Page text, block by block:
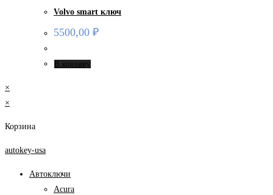
Volvo smart ключ
5500,00 ₽
В корзину
×
×
Корзина
autokey-usa
Автоключи
Acura